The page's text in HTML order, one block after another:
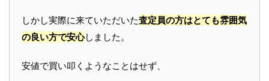
しかし実際に来ていただいた査定員の方はとても雰囲気
の良い方で安心しました。
安値で買い叩くようなことはせず、